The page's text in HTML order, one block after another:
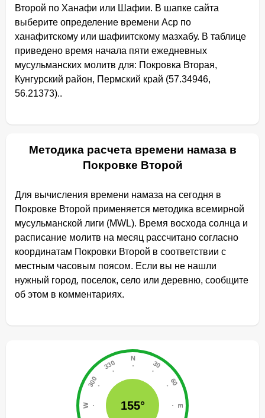
Второй по Ханафи или Шафии. В шапке сайта
выберите определение времени Аср по
ханафитскому или шафиитскому мазхабу. В таблице
приведено время начала пяти ежедневных
мусульманских молитв для: Покровка Вторая,
Кунгурский район, Пермский край (57.34946,
56.21373)..
Методика расчета времени намаза в
Покровке Второй
Для вычисления времени намаза на сегодня в
Покровке Второй применяется методика всемирной
мусульманской лиги (MWL). Время восхода солнца и
расписание молитв на месяц рассчитано согласно
координатам Покровки Второй в соответствии с
местным часовым поясом. Если вы не нашли
нужный город, поселок, село или деревню, сообщите
об этом в комментариях.
155°